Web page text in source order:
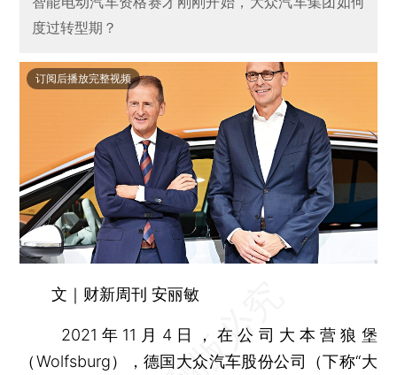
度过转型期？
订阅后播放完整视频
文｜财新周刊 安丽敏
2021年11月4日，在公司大本营狼堡
（Wolfsburg），德国大众汽车股份公司（下称“大